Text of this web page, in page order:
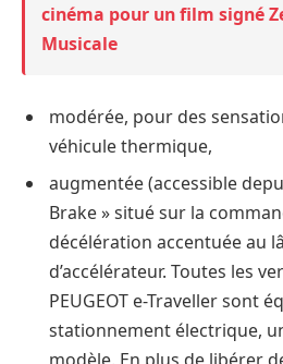
cinéma pour un film signé
Musicale
modérée, pour des
véhicule thermique,
augmentée (accessible
Brake » situé sur la
décélération accentuée au
d’accélérateur. Toutes les
PEUGEOT e-Traveller sont
stationnement électrique,